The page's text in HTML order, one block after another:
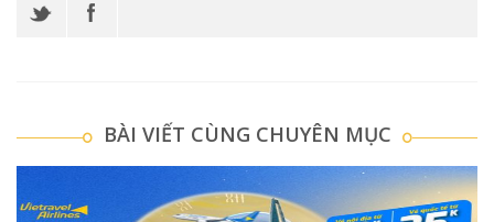
BÀI VIẾT CÙNG CHUYÊN MỤC